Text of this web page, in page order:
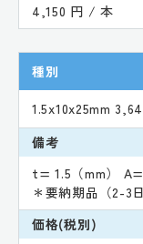
4,150 円 / 本
種別
1.5x10x25mm
備考
t= 1.5（mm） A=
＊要納期品（2-3
価格(税別)